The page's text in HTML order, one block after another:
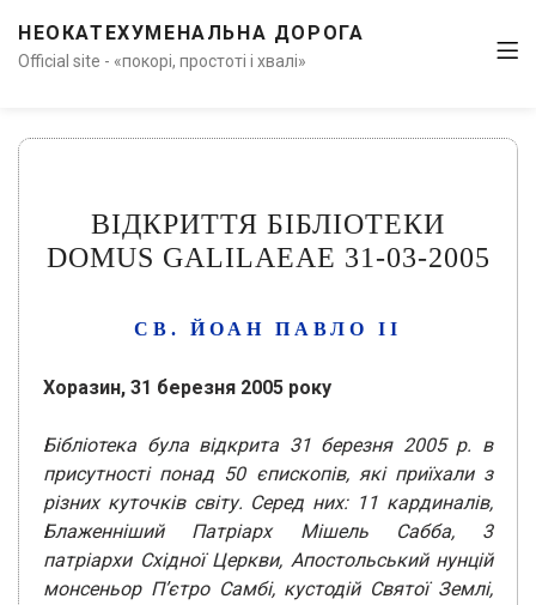
НЕОКАТЕХУМЕНАЛЬНА ДОРОГА
Official site - «покорі, простоті і хвалі»
ВІДКРИТТЯ БІБЛІОТЕКИ
DOMUS GALILAEAE 31-03-2005
СВ. ЙОАН ПАВЛО ІІ
Хоразин, 31 березня 2005 року
Бібліотека була відкрита 31 березня 2005 р. в
присутності понад 50 єпископів, які приїхали з
різних куточків світу. Серед них: 11 кардиналів,
Блаженніший Патріарх Мішель Сабба, 3
патріархи Східної Церкви, Апостольський нунцій
монсеньор П’єтро Самбі, кустодій Святої Землі,